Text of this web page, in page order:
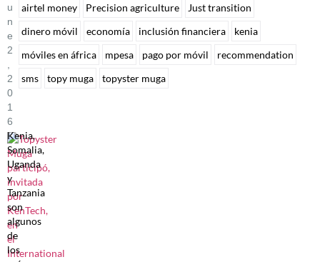
U
N
E
2
2
0
1
6
Kenia,
Somalia,
Uganda
y
Tanzania
son
algunos
de
los
airtel money Precision agriculture
Just transition
dinero móvil
economía inclusión financiera
kenia
móviles en áfrica
mpesa pago por móvil
recommendation
sms
topy muga topyster muga